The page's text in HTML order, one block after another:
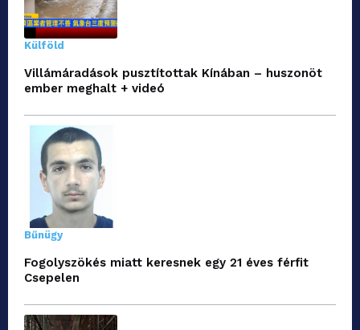
Külföld
Villámáradások pusztítottak Kínában – huszonöt
ember meghalt + videó
Bűnügy
Fogolyszökés miatt keresnek egy 21 éves férfit
Csepelen